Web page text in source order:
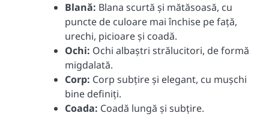
Blană: Blana scurtă și mătăsoasă, cu
puncte de culoare mai închise pe față,
urechi, picioare și coadă.
Ochi: Ochi albaștri strălucitori, de formă
migdalată.
Corp: Corp subțire și elegant, cu mușchi
bine definiți.
Coada: Coadă lungă și subțire.